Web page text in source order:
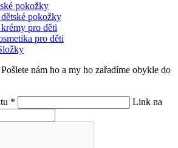
pokožky
pokožky
pro děti
pro děti
Pošlete nám ho a my ho zařadíme obykle do
*
Link na